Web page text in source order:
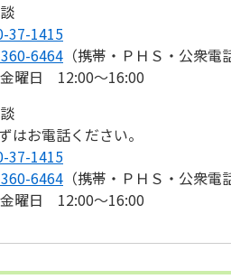
37-1415
6464 （携帯・ＰＨＳ・公衆電
曜日 12:00～16:00
はお電話ください。
37-1415
6464 （携帯・ＰＨＳ・公衆電
曜日 12:00～16:00